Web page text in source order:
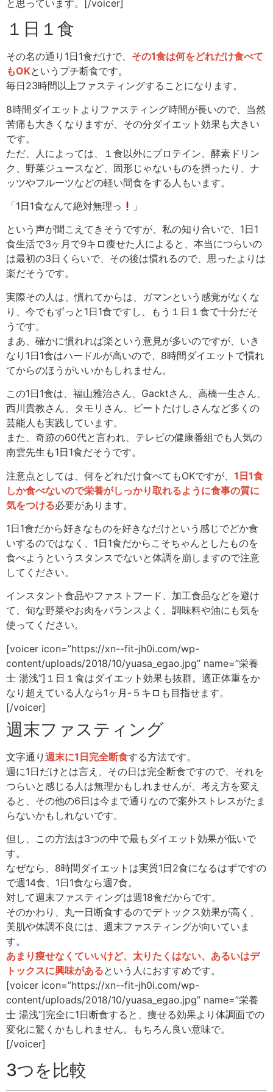
と思っています。[/voicer]
１日１食
その名の通り1日1食だけで、 その1食は何をどれだけ食べて
もOKというプチ断食です。
毎日23時間以上ファスティングすることになります。
8時間ダイエットよりファスティング時間が長いので、当然
苦痛も大きくなりますが、その分ダイエット効果も大きい
です。
ただ、人によっては、１食以外にプロテイン、酵素ドリン
ク、野菜ジュースなど、固形じゃないものを摂ったり、ナ
ッツやフルーツなどの軽い間食をする人もいます。
「1日1食なんて絶対無理っ
」
という声が聞こえてきそうですが、私の知り合いで、1日1
食生活で3ヶ月で9キロ痩せた人によると、本当につらいの
は最初の3日くらいで、その後は慣れるので、思ったよりは
楽だそうです。
実際その人は、慣れてからは、ガマンという感覚がなくな
り、今でもずっと1日1食ですし、もう１日１食で十分だそ
うです。
まあ、確かに慣れれば楽という意見が多いのですが、いき
なり1日1食はハードルが高いので、8時間ダイエットで慣れ
てからのほうがいいかもしれません。
この1日1食は、福山雅治さん、Gacktさん、高橋一生さん、
西川貴教さん、タモリさん、ビートたけしさんなど多くの
芸能人も実践しています。
また、奇跡の60代と言われ、テレビの健康番組でも人気の
南雲先生も1日1食だそうです。
注意点としては、何をどれだけ食べてもOKですが、 1日1食
しか食べないので栄養がしっかり取れるように食事の質に
気をつける必要があります。
1日1食だから好きなものを好きなだけという感じでどか食
いするのではなく、1日1食だからこそちゃんとしたものを
食べようというスタンスでないと体調を崩しますので注意
してください。
インスタント食品やファストフード、加工食品などを避け
て、旬な野菜やお肉をバランスよく、調味料や油にも気を
使ってください。
[voicer icon=”https://xn--fit-jh0i.com/wp-
content/uploads/2018/10/yuasa_egao.jpg” name=”栄養
士 湯浅”]１日１食はダイエット効果も抜群。適正体重をか
なり超えている人なら1ヶ月-５キロも目指せます。
[/voicer]
週末ファスティング
文字通り 週末に1日完全断食する方法です。
週に1日だけとは言え、その日は完全断食ですので、それを
つらいと感じる人は無理かもしれませんが、考え方を変え
ると、その他の6日は今まで通りなので案外ストレスがたま
らないかもしれないです。
但し、この方法は3つの中で最もダイエット効果が低いで
す。
なぜなら、8時間ダイエットは実質1日2食になるはずですの
で週14食、1日1食なら週7食。
対して週末ファスティングは週18食だからです。
そのかわり、丸一日断食するのでデトックス効果が高く、
美肌や体調不良には、週末ファスティングが向いていま
す。
あまり痩せなくていいけど、太りたくはない、あるいはデ
トックスに興味があるという人におすすめです。
[voicer icon=”https://xn--fit-jh0i.com/wp-
content/uploads/2018/10/yuasa_egao.jpg” name=”栄養
士 湯浅”]完全に1日断食すると、痩せる効果より体調面での
変化に驚くかもしれません。もちろん良い意味で。
[/voicer]
3つを比較